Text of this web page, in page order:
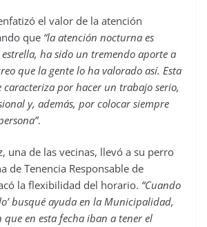
el valor de la atención
que “la atención nocturna es
ha sido un tremendo aporte a
que la gente lo ha valorado así. Esta
por hacer un trabajo serio,
y, además, por colocar siempre
.
una de las vecinas, llevó a su perro
de Tenencia Responsable de
la flexibilidad del horario. “Cuando
busqué ayuda en la Municipalidad,
en esta fecha iban a tener el